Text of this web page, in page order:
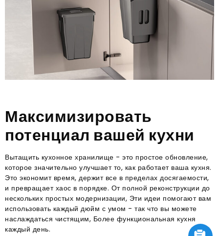
Максимизировать
потенциал вашей кухни
Вытащить кухонное хранилище - это простое обновление,
которое значительно улучшает то, как работает ваша кухня.
Это экономит время, держит все в пределах досягаемости,
и превращает хаос в порядке. От полной реконструкции до
нескольких простых модернизации, Эти идеи помогают вам
использовать каждый дюйм с умом - так что вы можете
наслаждаться чистящим, Более функциональная кухня
каждый день.